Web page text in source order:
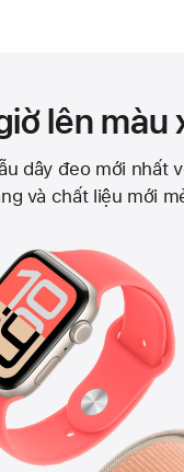
lên màu
dây đeo mới nhất
và chất liệu mới